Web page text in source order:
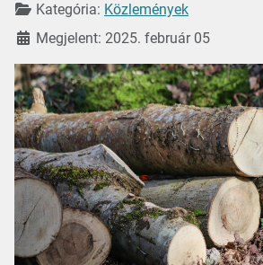
Kategória: Közlemények
Megjelent: 2025. február 05